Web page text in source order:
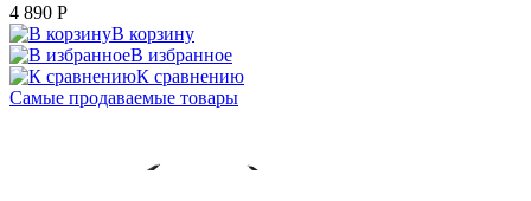
4 890 P
В корзину
В избранное
К сравнению
Самые продаваемые товары